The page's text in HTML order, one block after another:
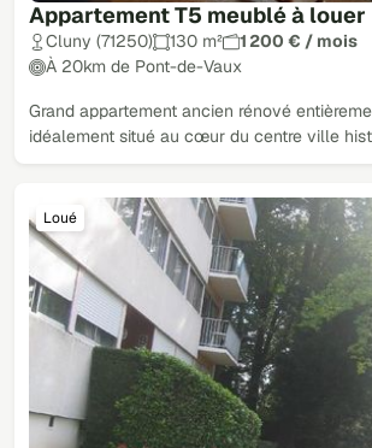
Appartement T5 meublé à louer
Cluny (71250) 130 m²
1 200 € / mois
À 20km de Pont-de-Vaux
Grand appartement ancien rénové
idéalement situé au cœur du centre ville
Loué